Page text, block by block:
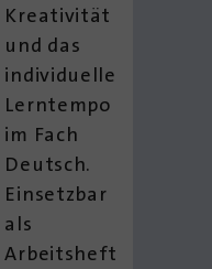
Kreativität
und das
individuelle
Lerntempo
im Fach
Deutsch.
Einsetzbar
als
Arbeitsheft